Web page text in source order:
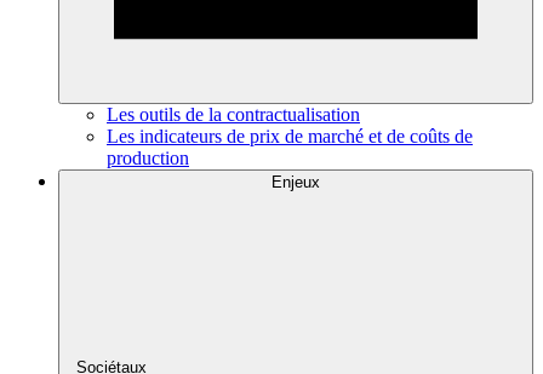
Les outils de la contractualisation
Les indicateurs de prix de marché et de coûts de
production
Enjeux
Sociétaux